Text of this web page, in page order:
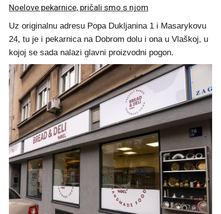
Noelove pekarnice, pričali smo s njom
Uz originalnu adresu Popa Dukljanina 1 i Masarykovu
24, tu je i pekarnica na Dobrom dolu i ona u Vlaškoj, u
kojoj se sada nalazi glavni proizvodni pogon.